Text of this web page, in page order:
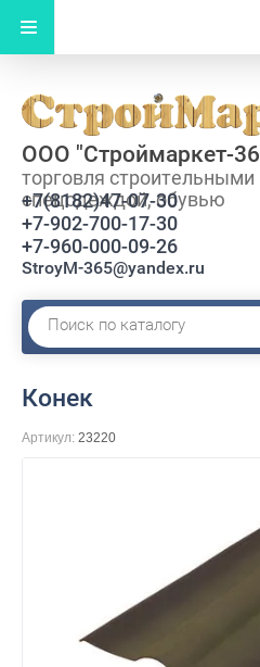
ООО "Строймаркет-
торговля
спецодеждой, обувью
+7(8182)47-07-30
+7-902-700-17-30
+7-960-000-09-26
StroyM-365@yandex.ru
Конек
Артикул: 23220